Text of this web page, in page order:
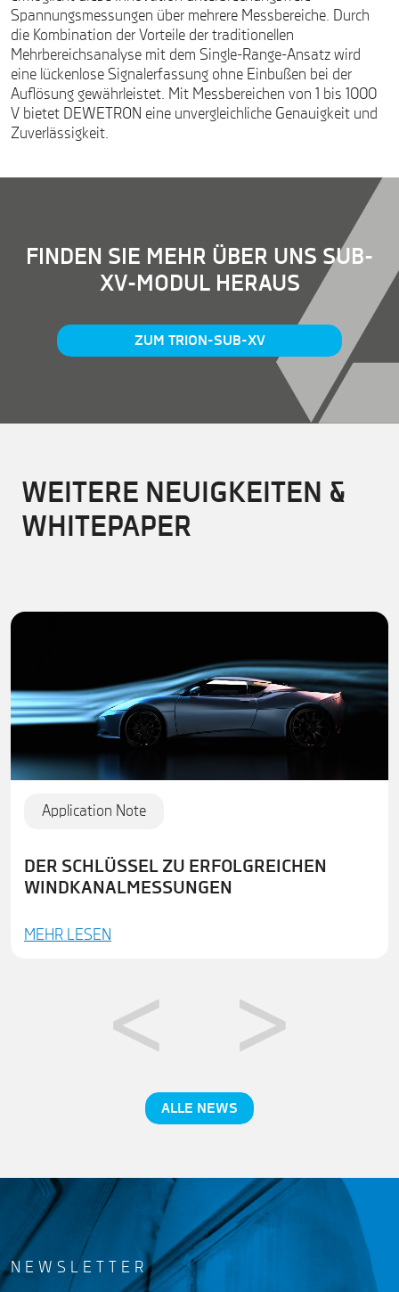
Spannungsmessungen über mehrere Messbereiche. Durch
die Kombination der Vorteile der traditionellen
Mehrbereichsanalyse mit dem Single-Range-Ansatz wird
eine lückenlose Signalerfassung ohne Einbußen bei der
Auflösung gewährleistet. Mit Messbereichen von 1 bis 1000
V bietet DEWETRON eine unvergleichliche Genauigkeit und
Zuverlässigkeit.
FINDEN SIE MEHR ÜBER UNS SUB-
XV-MODUL HERAUS
ZUM TRION-SUB-XV
WEITERE NEUIGKEITEN &
WHITEPAPER
Application Note
DER SCHLÜSSEL ZU ERFOLGREICHEN
WINDKANALMESSUNGEN
MEHR LESEN
ALLE NEWS
NEWSLETTER